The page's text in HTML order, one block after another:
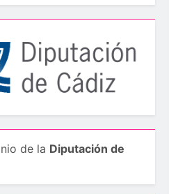
de la Diputación de